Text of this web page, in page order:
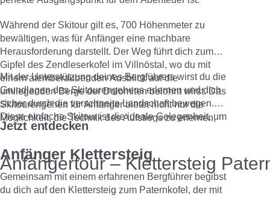
Während der Skitour gilt es, 700 Höhenmeter zu
bewältigen, was für Anfänger eine machbare
Herausforderung darstellt. Der Weg führt dich zum
Gipfel des Zendleserkofel im Villnöstal, wo du mit
einem atemberaubenden Ausblick auf die
umliegenden Berge der Dolomiten belohnt wirst. Das
Skitourengehen für Anfänger bietet nicht nur die
Möglichkeit, die Technik des Aufstiegs zu erlernen,
sondern auch die Schönheit der winterlichen Natur
Mit der Unterstützung deines Bergführers wirst du die
Grundlagen des Skitourengehens erlernen und dich
sicher durch die verschneite Landschaft bewegen.
Diese einfache Skitour ist die ideale Gelegenheit, um
deine Leidenschaft für das Skitourengehen zu
Südtiroler Alpen zu erleben. Mach dich bereit für ein
Abenteuer, das dir die Freude am Skitourenegehen
näherbringt!
Jetzt entdecken
Anfänger Klettersteig
Anfängertour – Klettersteig
Gemeinsam mit einem erfahrenen Bergführer begibst
du dich auf den Klettersteig zum Paternkofel, der mit